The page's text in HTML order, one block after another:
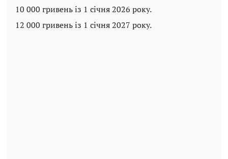
10 000 гривень із 1 січня 2026 року.
12 000 гривень із 1 січня 2027 року.